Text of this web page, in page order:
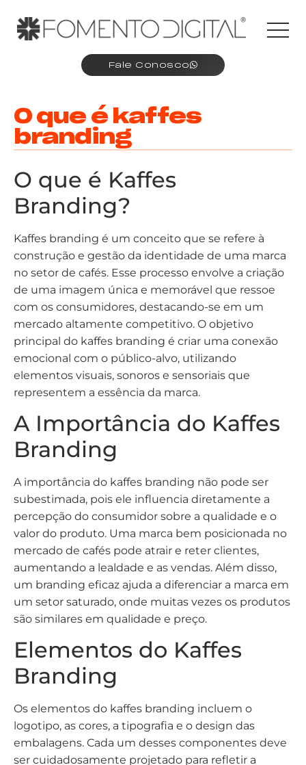
Fale Conosco
O que é kaffes
branding
O que é Kaffes
Branding?
Kaffes branding é um conceito que se refere à
construção e gestão da identidade de uma marca
no setor de cafés. Esse processo envolve a criação
de uma imagem única e memorável que ressoe
com os consumidores, destacando-se em um
mercado altamente competitivo. O objetivo
principal do kaffes branding é criar uma conexão
emocional com o público-alvo, utilizando
elementos visuais, sonoros e sensoriais que
representem a essência da marca.
A Importância do Kaffes
Branding
A importância do kaffes branding não pode ser
subestimada, pois ele influencia diretamente a
percepção do consumidor sobre a qualidade e o
valor do produto. Uma marca bem posicionada no
mercado de cafés pode atrair e reter clientes,
aumentando a lealdade e as vendas. Além disso,
um branding eficaz ajuda a diferenciar a marca em
um setor saturado, onde muitas vezes os produtos
são similares em qualidade e preço.
Elementos do Kaffes
Branding
Os elementos do kaffes branding incluem o
logotipo, as cores, a tipografia e o design das
embalagens. Cada um desses componentes deve
ser cuidadosamente projetado para refletir a